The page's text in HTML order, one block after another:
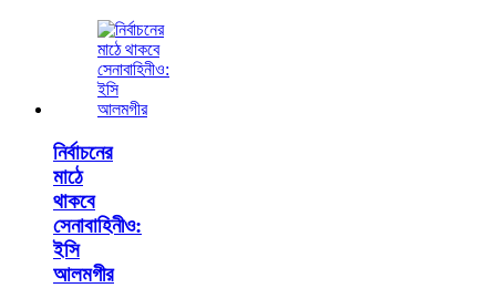
নির্বাচনের
মাঠে
থাকবে
সেনাবাহিনীও:
ইসি
আলমগীর